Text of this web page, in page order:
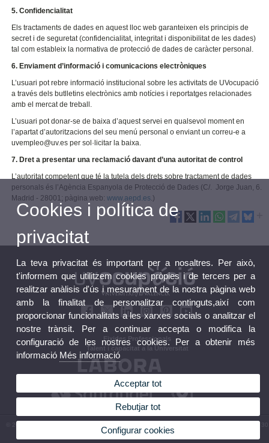
5. Confidencialitat
Els tractaments de dades en aquest lloc web garanteixen els principis de
secret i de seguretat (confidencialitat, integritat i disponibilitat de les dades)
tal com estableix la normativa de protecció de dades de caràcter personal.
6. Enviament d’informació i comunicacions electròniques
L’usuari pot rebre informació institucional sobre les activitats de UVocupació
a través dels butlletins electrònics amb notícies i reportatges relacionades
amb el mercat de treball.
L’usuari pot donar-se de baixa d’aquest servei en qualsevol moment en
l’apartat d’autoritzacions del seu menú personal o enviant un correu-e a
uvempleo@uv.es per sol·licitar la baixa.
7. Dret a presentar una reclamació davant d’una autoritat de control
L’autoritat competent que té la tutela dels drets sobre tractament de dades
personals és l’Agència Espanyola de Protecció de Dades (C/. Jorge Juan, 6.
Madrid - 28001; pàgina web:www.aepd.es.)
Eixides Professionals
Talent i capacitat a la Universitat
00 | uvempleo@uv.es
Cookies i política de
privacitat
La teva privacitat és important per a nosaltres. Per això,
t'informem que utilitzem cookies pròpies i de tercers per a
realitzar anàlisis d'ús i mesurament de la nostra pàgina web
amb la finalitat de personalitzar continguts,així com
proporcionar funcionalitats a les xarxes socials o analitzar el
nostre trànsit. Per a continuar accepta o modifica la
configuració de les nostres cookies. Per a obtenir més
informació Més informació
Acceptar tot
Rebutjar tot
Configurar cookies